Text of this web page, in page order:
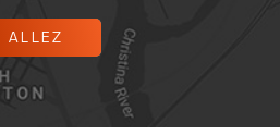
ALLEZ